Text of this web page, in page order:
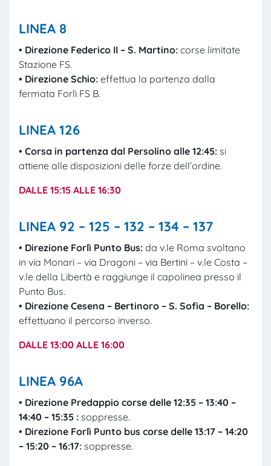
LINEA 8
• Direzione Federico II – S. Martino: corse limitate
Stazione FS.
• Direzione Schio: effettua la partenza dalla
fermata Forlì FS B.
LINEA 126
• Corsa in partenza dal Persolino alle 12:45: si
attiene alle disposizioni delle forze dell’ordine.
DALLE 15:15 ALLE 16:30
LINEA 92 – 125 – 132 – 134 – 137
• Direzione Forlì Punto Bus: da v.le Roma svoltano
in via Monari – via Dragoni – via Bertini – v.le Costa –
v.le della Libertà e raggiunge il capolinea presso il
Punto Bus.
• Direzione Cesena – Bertinoro – S. Sofia – Borello:
effettuano il percorso inverso.
DALLE 13:00 ALLE 16:00
LINEA 96A
• Direzione Predappio corse delle 12:35 – 13:40 –
14:40 – 15:35 : soppresse.
• Direzione Forlì Punto bus corse delle 13:17 – 14:20
– 15:20 – 16:17: soppresse.